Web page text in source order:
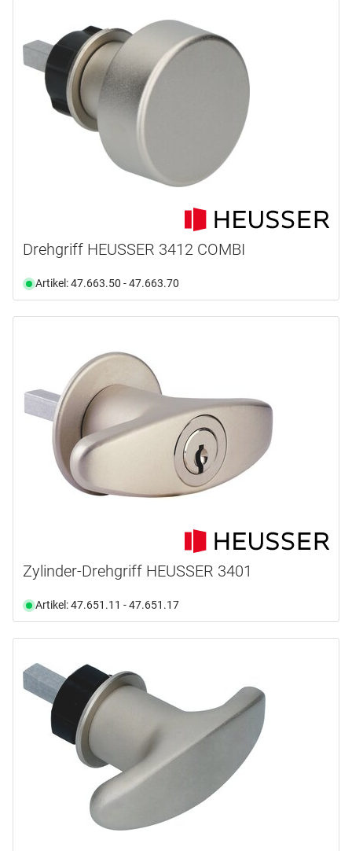
Drehgriff HEUSSER 3412 COMBI
Artikel: 47.663.50 - 47.663.70
Zylinder-Drehgriff HEUSSER 3401
Artikel: 47.651.11 - 47.651.17